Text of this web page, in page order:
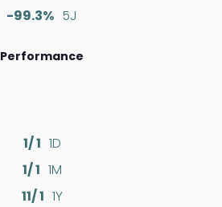
-99.3% 5J
Performance
1/ 1 1D
1/ 1 1M
11/ 1 1Y